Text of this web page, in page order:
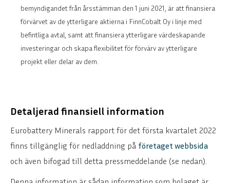
bemyndigandet från årsstämman den 1 juni 2021, är att finansiera
förvärvet av de ytterligare aktierna i FinnCobalt Oy i linje med
befintliga avtal, samt att finansiera ytterligare värdeskapande
investeringar och skapa flexibilitet för förvärv av ytterligare
projekt eller delar av dem.
Detaljerad finansiell information
Eurobattery Minerals rapport för det första kvartalet 2022
finns tillgänglig för nedladdning på företaget webbsida
och även bifogad till detta pressmeddelande (se nedan).